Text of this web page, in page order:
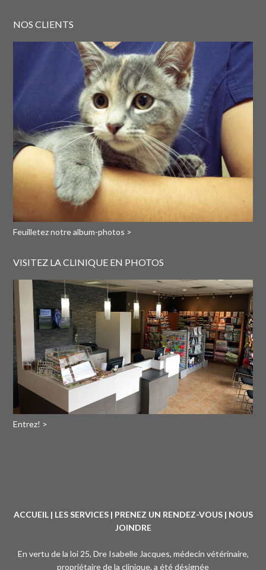
NOS CLIENTS
Feuilletez notre album-photos >
VISITEZ LA CLINIQUE EN PHOTOS
Entrez! >
ACCUEIL| LES SERVICES| PRENEZ UN RENDEZ-VOUS| NOUS
JOINDRE
En vertu de la loi 25, Dre Isabelle Jacques, médecin vétérinaire,
propriétaire de la clinique, a été désignée